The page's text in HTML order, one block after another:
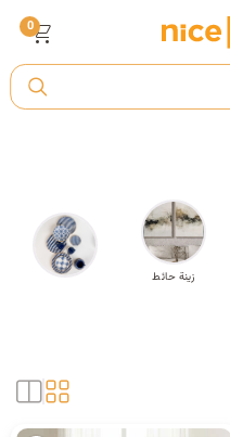
أ
0
زينة حائط